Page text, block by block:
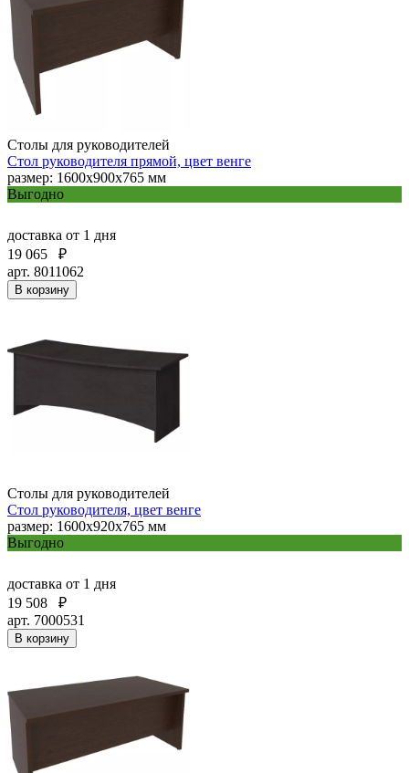
Столы для руководителей
Стол руководителя прямой, цвет венге
размер: 1600x900x765 мм
Выгодно
доставка от 1 дня
19 065
₽
арт. 8011062
В корзину
Столы для руководителей
Стол руководителя, цвет венге
размер: 1600х920х765 мм
Выгодно
доставка от 1 дня
19 508
₽
арт. 7000531
В корзину